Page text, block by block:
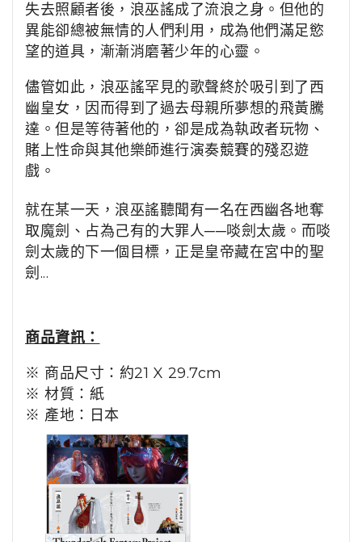
失去照顧者後，浪巫謠成了流浪之身。但他的
異能卻總被無情的人們利用，成為他們滿足慾
望的道具，漸漸消磨著少年的心靈。
儘管如此，浪巫謠罕見的歌聲終於吸引到了西
幽皇女，因而得到了過去母親所夢想的飛黃騰
達。 但是等待著他的，卻是成為執政者玩物、
賭上性命與其他樂師進行演奏競賽的殘忍遊
戲。
就在某一天，浪巫謠聽聞有一名在西幽各地奪
取魔劍、占為己有的大罪人──啖劍太歲 。 而啖
劍太歲的下一個目標，正是皇帝藏在宮中的聖
劍...
商品資訊：
※ 商品尺寸：約21 X 29.7cm
※ 材質：紙
※ 產地：日本